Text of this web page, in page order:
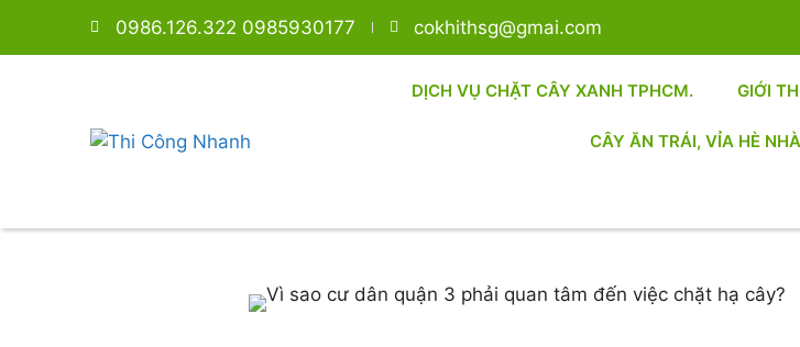
0986.126.322 0985930177 cokhithsg@gmai.com
DỊCH VỤ CHẶT CÂY XANH TPHCM. GIỚI
CÂY ĂN TRÁI, VỈA HÈ